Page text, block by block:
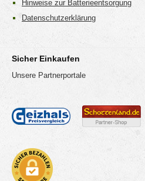
Hinweise zur Batterieentsorgung
Datenschutzerklärung
Sicher Einkaufen
Unsere Partnerportale